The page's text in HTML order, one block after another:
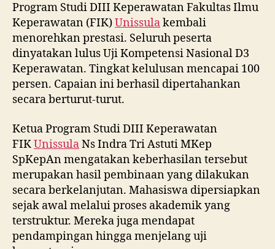
Program Studi DIII Keperawatan Fakultas Ilmu
Keperawatan (FIK)Unissulakembali
menorehkan prestasi. Seluruh peserta
dinyatakan lulus Uji Kompetensi Nasional D3
Keperawatan. Tingkat kelulusan mencapai 100
persen. Capaian ini berhasil dipertahankan
secara berturut-turut.
Ketua Program Studi DIII Keperawatan
FIKUnissulaNs Indra Tri Astuti MKep
SpKepAn mengatakan keberhasilan tersebut
merupakan hasil pembinaan yang dilakukan
secara berkelanjutan. Mahasiswa dipersiapkan
sejak awal melalui proses akademik yang
terstruktur. Mereka juga mendapat
pendampingan hingga menjelang uji